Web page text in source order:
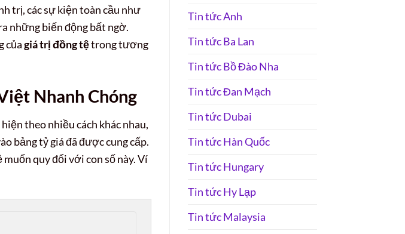
trị, các sự kiện toàn cầu như
những biến động bất ngờ.
củagiá trị đồng tệtrong tương
Nhanh Chóng
theo nhiều cách khác nhau,
bảng tỷ giá đã được cung cấp.
muốn quy đổi với con số này. Ví
Tin tức Anh
Tin tức Ba Lan
Tin tức Bồ Đào Nha
Tin tức Đan Mạch
Tin tức Dubai
Tin tức Hàn Quốc
Tin tức Hungary
Tin tức Hy Lạp
Tin tức Malaysia